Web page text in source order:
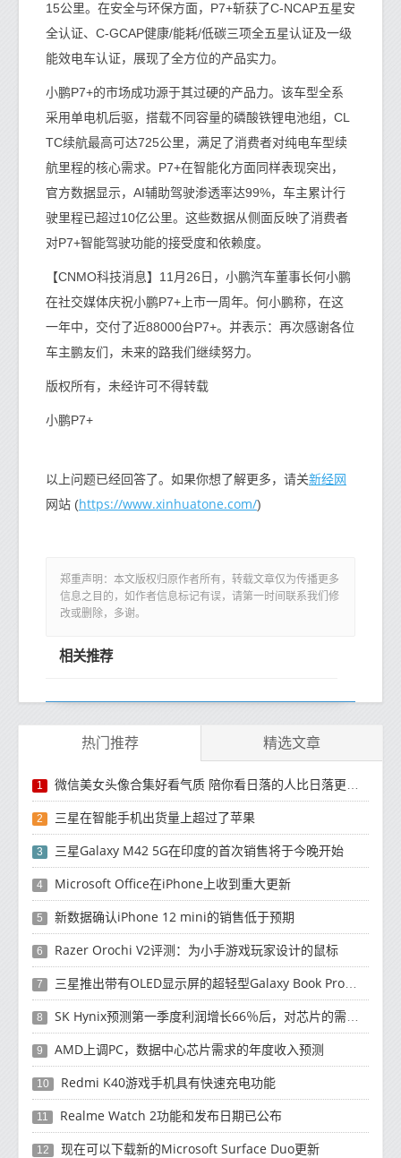
15公里。在安全与环保方面，P7+斩获了C-NCAP五星安
全认证、C-GCAP健康/能耗/低碳三项全五星认证及一级
能效电车认证，展现了全方位的产品实力。
小鹏P7+的市场成功源于其过硬的产品力。该车型全系
采用单电机后驱，搭载不同容量的磷酸铁锂电池组，CL
TC续航最高可达725公里，满足了消费者对纯电车型续
航里程的核心需求。P7+在智能化方面同样表现突出，
官方数据显示，AI辅助驾驶渗透率达99%，车主累计行
驶里程已超过10亿公里。这些数据从侧面反映了消费者
对P7+智能驾驶功能的接受度和依赖度。
【CNMO科技消息】11月26日，小鹏汽车董事长何小鹏
在社交媒体庆祝小鹏P7+上市一周年。何小鹏称，在这
一年中，交付了近88000台P7+。并表示：再次感谢各位
车主鹏友们，未来的路我们继续努力。
版权所有，未经许可不得转载
小鹏P7+
以上问题已经回答了。如果你想了解更多，请关新经网
网站 (https://www.xinhuatone.com/)
郑重声明：本文版权归原作者所有，转载文章仅为传播更多
信息之目的，如作者信息标记有误，请第一时间联系我们修
改或删除，多谢。
相关推荐
热门推荐 精选文章
1 微信美女头像合集好看气质 陪你看日落的人比日落更浪漫
2 三星在智能手机出货量上超过了苹果
3 三星Galaxy M42 5G在印度的首次销售将于今晚开始
4 Microsoft Office在iPhone上收到重大更新
5 新数据确认iPhone 12 mini的销售低于预期
6 Razer Orochi V2评测：为小手游戏玩家设计的鼠标
7 三星推出带有OLED显示屏的超轻型Galaxy Book Pro和Galaxy Book Pro 360笔记本电脑
8 SK Hynix预测第一季度利润增长66％后，对芯片的需求将增强
9 AMD上调PC，数据中心芯片需求的年度收入预测
10 Redmi K40游戏手机具有快速充电功能
11 Realme Watch 2功能和发布日期已公布
12 现在可以下载新的Microsoft Surface Duo更新